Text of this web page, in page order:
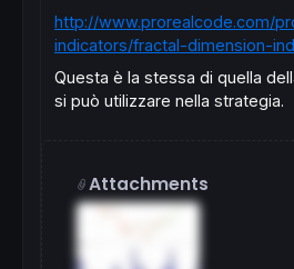
http://www.prorealcode.com/
indicators/fractal-dimension-
Questa è la stessa di quella
si può utilizzare nella strategia.
Attachments